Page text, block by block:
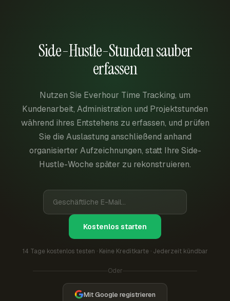
Side-Hustle-Stunden sauber
erfassen
Nutzen Sie Everhour Time Tracking, um
Kundenarbeit, Administration und Projektstunden
während ihres Entstehens zu erfassen, und prüfen
Sie die Auslastung anschließend anhand
organisierter Aufzeichnungen, statt Ihre Side-
Hustle-Woche später zu rekonstruieren.
Kostenlos starten
14 Tage kostenlos testen · Keine Kreditkarte · Jederzeit kündbar
Oder
Mit Google registrieren